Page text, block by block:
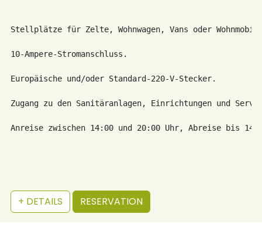
Stellplätze für Zelte, Wohnwagen, Vans oder
10-Ampere-Stromanschluss.
Europäische und/oder Standard-220-V-Stecker.
Zugang zu den Sanitäranlagen, Einrichtungen und
Anreise zwischen 14:00 und 20:00 Uhr, Abreise bis
+ DETAILS RESERVATION